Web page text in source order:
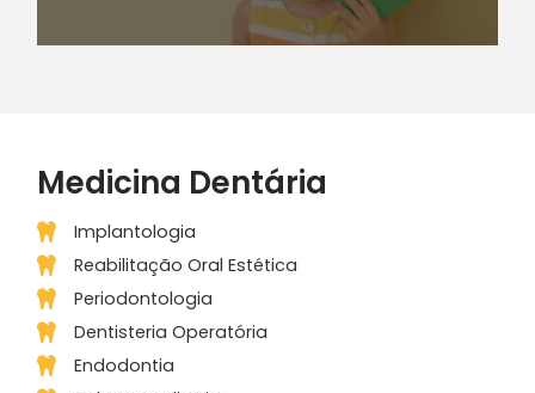
Medicina Dentária
Implantologia
Reabilitação Oral Estética
Periodontologia
Dentisteria Operatória
Endodontia